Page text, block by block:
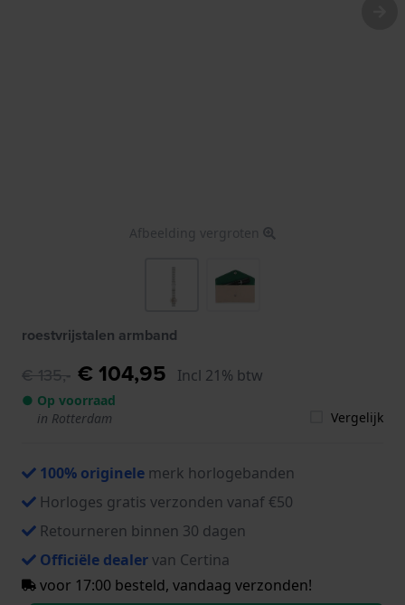
Afbeelding vergroten
roestvrijstalen armband
€ 135,- € 104,95 Incl 21% btw
● Op voorraad
in Rotterdam
Vergelijk
100% originele merk horlogebanden
Horloges gratis verzonden vanaf €50
Retourneren binnen 30 dagen
Officiële dealervan Certina
voor 17:00 besteld, vandaag verzonden!